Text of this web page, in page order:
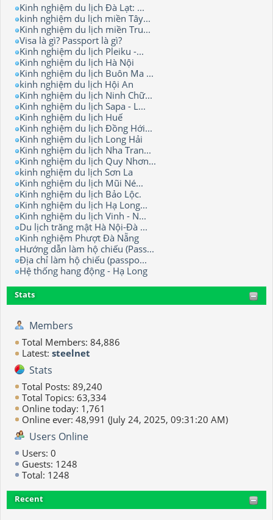
Kinh nghiệm du lịch Đà Lạt: ...
kinh nghiệm du lịch miền Tây...
Kinh nghiệm du lịch miền Tru...
Visa là gì? Passport là gì?
Kinh nghiệm du lịch Pleiku -...
Kinh nghiệm du lịch Hà Nội
Kinh nghiệm du lịch Buôn Ma ...
kinh nghiệm du lịch Hội An
Kinh nghiệm du lịch Ninh Chữ...
Kinh nghiệm du lịch Sapa - L...
Kinh nghiệm du lịch Huế
Kinh nghiệm du lịch Đồng Hới...
Kinh nghiệm du lịch Long Hải
Kinh nghiệm du lịch Nha Tran...
Kinh nghiệm du lịch Quy Nhơn...
kinh nghiệm du lịch Sơn La
Kinh nghiệm du lịch Mũi Né...
Kinh nghiệm du lịch Bảo Lộc.
Kinh nghiệm du lịch Hạ Long...
Kinh nghiệm du lịch Vinh - N...
Du lịch trăng mật Hà Nội-Đà ...
Kinh nghiệm Phượt Đà Nẵng
Hướng dẫn làm hộ chiếu (Pass...
Địa chỉ làm hộ chiếu (passpo...
Hệ thống hang động - Hạ Long
Stats
Members
Total Members: 84,886
Latest: steelnet
Stats
Total Posts: 89,240
Total Topics: 63,334
Online today: 1,761
Online ever: 48,991 (July 24, 2025, 09:31:20 AM)
Users Online
Users: 0
Guests: 1248
Total: 1248
Recent